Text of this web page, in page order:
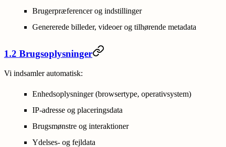
Brugerpræferencer og indstillinger
Genererede billeder, videoer og tilhørende metadata
1.2 Brugsoplysninger
Vi indsamler automatisk:
Enhedsoplysninger (browsertype, operativsystem)
IP-adresse og placeringsdata
Brugsmønstre og interaktioner
Ydelses- og fejldata